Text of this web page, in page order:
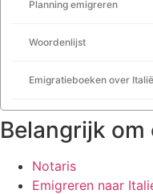
Planning emigreren
Woordenlijst
Emigratieboeken over Italië
Belangrijk om
Notaris
Emigreren naar